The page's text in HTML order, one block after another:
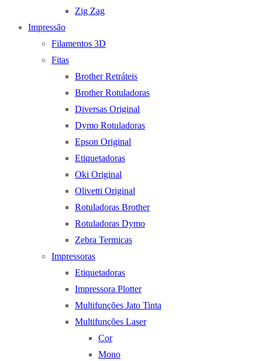
Zig Zag
Impressão
Filamentos 3D
Fitas
Brother Retráteis
Brother Rotuladoras
Diversas Original
Dymo Rotuladoras
Epson Original
Etiquetadoras
Oki Original
Olivetti Original
Rotuladoras Brother
Rotuladoras Dymo
Zebra Termicas
Impressoras
Etiquetadoras
Impressora Plotter
Multifunções Jato Tinta
Multifunções Laser
Cor
Mono